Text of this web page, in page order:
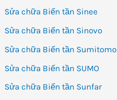
Sửa chữa Biến tần Sinee
Sửa chữa Biến tần Sinovo
Sửa chữa Biến tần Sumitomo
Sửa chữa Biến tần SUMO
Sửa chữa Biến tần Sunfar